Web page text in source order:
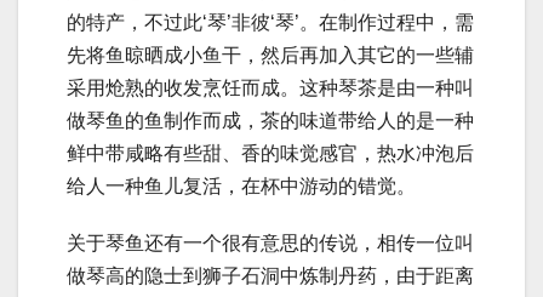
的特产，不过此‘琴’非彼‘琴’。在制作过程中，需
先将鱼晾晒成小鱼干，然后再加入其它的一些辅
采用炝熟的收发烹饪而成。这种琴茶是由一种叫
做琴鱼的鱼制作而成，茶的味道带给人的是一种
鲜中带咸略有些甜、香的味觉感官，热水冲泡后
给人一种鱼儿复活，在杯中游动的错觉。
关于琴鱼还有一个很有意思的传说，相传一位叫
做琴高的隐士到狮子石洞中炼制丹药，由于距离